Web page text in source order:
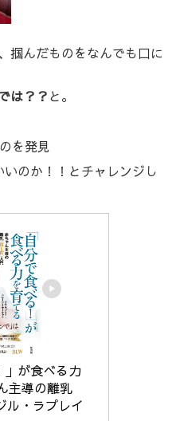
掴んだものをなんでも口に
は？？と。
を発見
のか！！とチャレンジし
」が食べる力
主導の離乳
ル・ラプレイ